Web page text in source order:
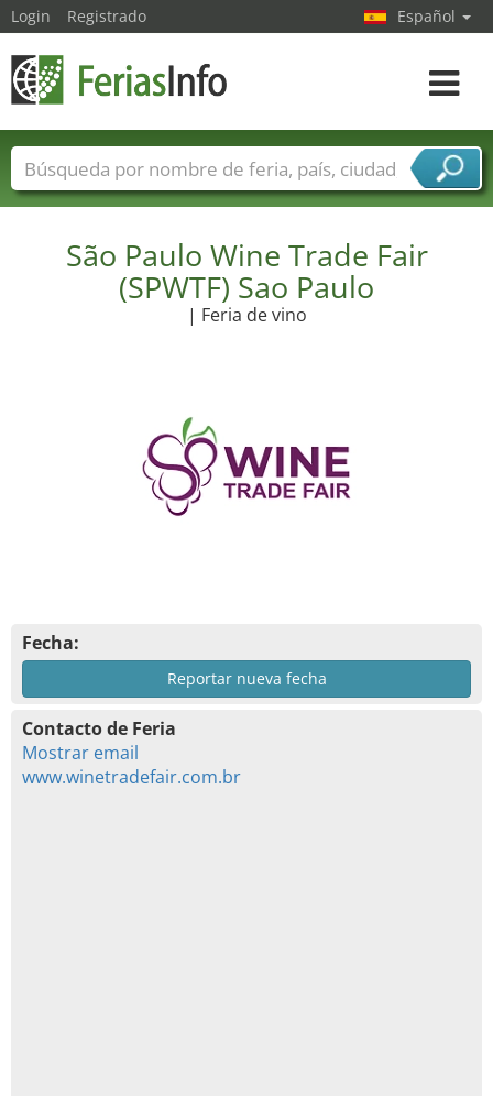
São Paulo Wine Trade Fair
(SPWTF) Sao Paulo
| Feria de vino
Fecha:
Reportar nueva fecha
Contacto de Feria
Mostrar email
www.winetradefair.com.br
Login Registrado Español
toggle
Nombres de ferias Países
Ciudades
Sectores de proveedor de servicios